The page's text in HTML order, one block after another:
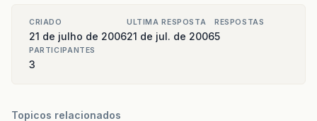
CRIADO
21 de julho de 2006
ULTIMA RESPOSTA
21 de jul. de 2006
RESPOSTAS
5
PARTICIPANTES
3
Topicos relacionados